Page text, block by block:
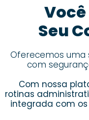
Seu
Oferecemos uma
com
Com nossa
rotinas
integrada com